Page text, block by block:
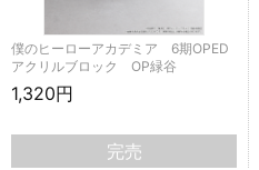
僕のヒーローアカデミア 6期OPED
アクリルブロック OP緑谷
1,320円
完売